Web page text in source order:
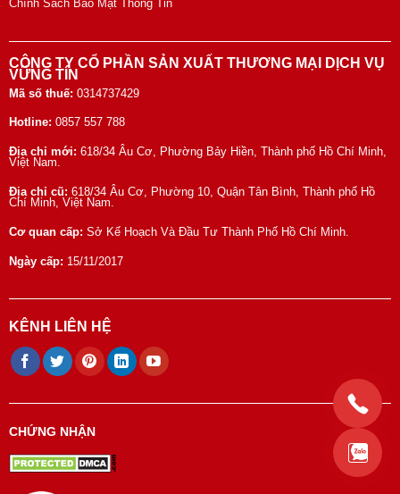
Chính Sách Bảo Mật Thông Tin
CÔNG TY CỔ PHẦN SẢN XUẤT THƯƠNG MẠI DỊCH VỤ
VỮNG TÍN
Mã số thuế: 0314737429
Hotline: 0857 557 788
Địa chỉ mới: 618/34 Âu Cơ, Phường Bảy Hiền, Thành phố Hồ Chí Minh,
Việt Nam.
Địa chỉ cũ: 618/34 Âu Cơ, Phường 10, Quận Tân Bình, Thành phố Hồ
Chí Minh, Việt Nam.
Cơ quan cấp: Sở Kế Hoạch Và Đầu Tư Thành Phố Hồ Chí Minh.
Ngày cấp: 15/11/2017
KÊNH LIÊN HỆ
CHỨNG NHẬN